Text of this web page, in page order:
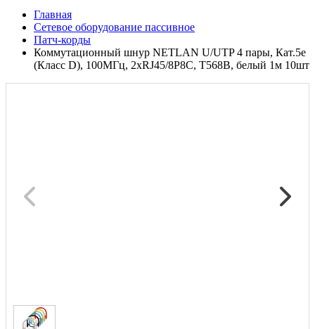
Главная
Сетевое оборудование пассивное
Патч-корды
Коммутационный шнур NETLAN U/UTP 4 пары, Кат.5е
(Класс D), 100МГц, 2хRJ45/8P8C, T568B, белый 1м 10шт